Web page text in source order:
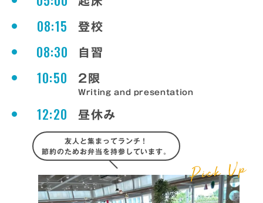
08:15 登校
08:30 自習
10:50 2限
Writing and presentation
12:20 昼休み
友人と集まってランチ！
節約のためお弁当を持参しています。